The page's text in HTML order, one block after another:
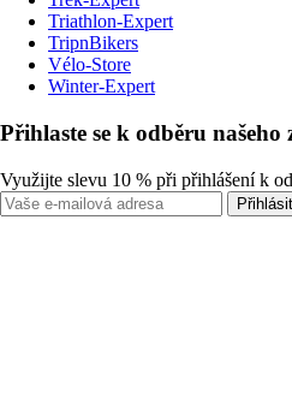
Triathlon-Expert
TripnBikers
Vélo-Store
Winter-Expert
Přihlaste se k odběru našeho
Využijte slevu 10 % při přihlášení k